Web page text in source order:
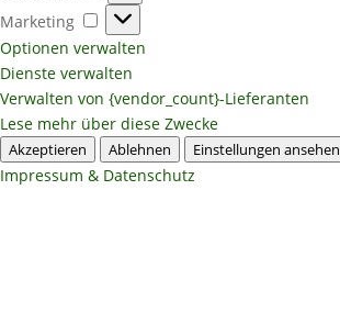
Marketing
Marketing
Optionen verwalten
Dienste verwalten
Verwalten von {vendor_count}-Lieferanten
Lese mehr über diese Zwecke
Akzeptieren Ablehnen Einstellungen ansehen
Impressum & Datenschutz